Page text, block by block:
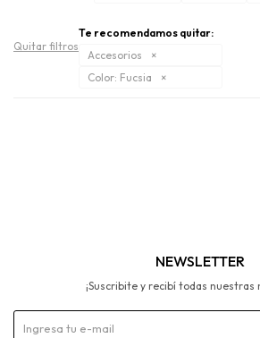
Quitar filtros
Te recomendamos quitar:
Accesorios
Color: Fucsia
NEWSLETTER
¡Suscribite y recibí todas nuestras